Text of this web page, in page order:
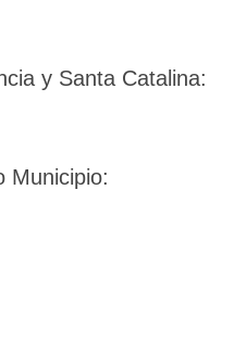
y Santa Catalina:
Municipio: